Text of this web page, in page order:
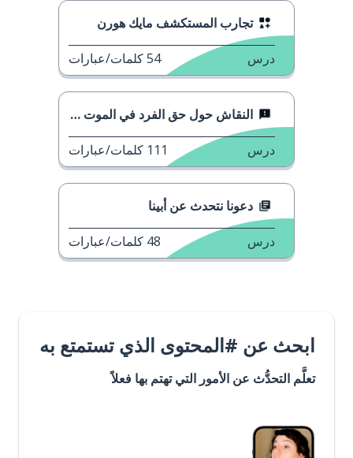
تجارب المستكشف مايك هورن
درس 54كلمات/عبارات
النقاش حول حق الفرد في الموت بكرامة
درس 111 كلمات/عبارات
دعونا نتحدث عن أبينا
درس 48 كلمات/عبارات
ابحث عن #المحتوى الذي تستمتع به
تعلَّم التحدُّث عن الأمور التي تهتم بها فعلاً